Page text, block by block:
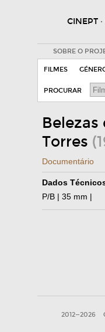
CINEPT
SOBRE O
FILMES
PROCURAR
Belezas
Torres
Documentário
Dados
P/B | 35 mm |
2012—2026